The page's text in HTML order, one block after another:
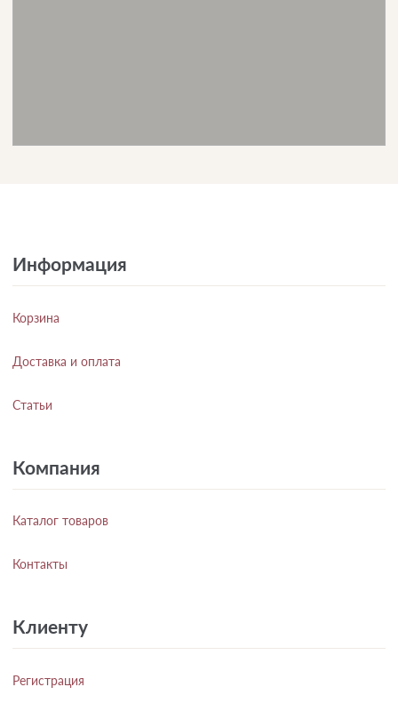
Информация
Корзина
Доставка и оплата
Статьи
Компания
Каталог товаров
Контакты
Клиенту
Регистрация